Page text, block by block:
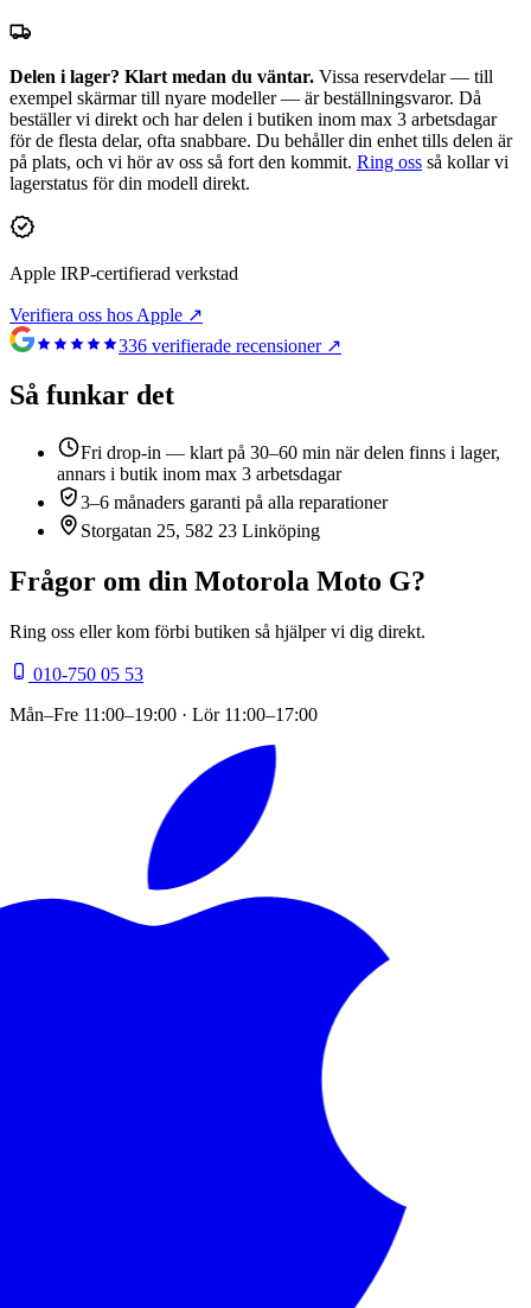
Delen i lager? Klart medan du väntar. Vissa reservdelar — till
exempel skärmar till nyare modeller — är beställningsvaror. Då
beställer vi direkt och har delen i butiken inom max 3 arbetsdagar
för de flesta delar, ofta snabbare. Du behåller din enhet tills delen är
på plats, och vi hör av oss så fort den kommit. Ring oss så kollar vi
lagerstatus för din modell direkt.
Apple IRP-certifierad verkstad
Verifiera oss hos Apple ↗
336 verifierade recensioner ↗
Så funkar det
Fri drop-in — klart på 30–60 min när delen finns i lager,
annars i butik inom max 3 arbetsdagar
3–6 månaders garanti på alla reparationer
Storgatan 25, 582 23 Linköping
Frågor om din Motorola Moto G?
Ring oss eller kom förbi butiken så hjälper vi dig direkt.
010-750 05 53
Mån–Fre 11:00–19:00 · Lör 11:00–17:00